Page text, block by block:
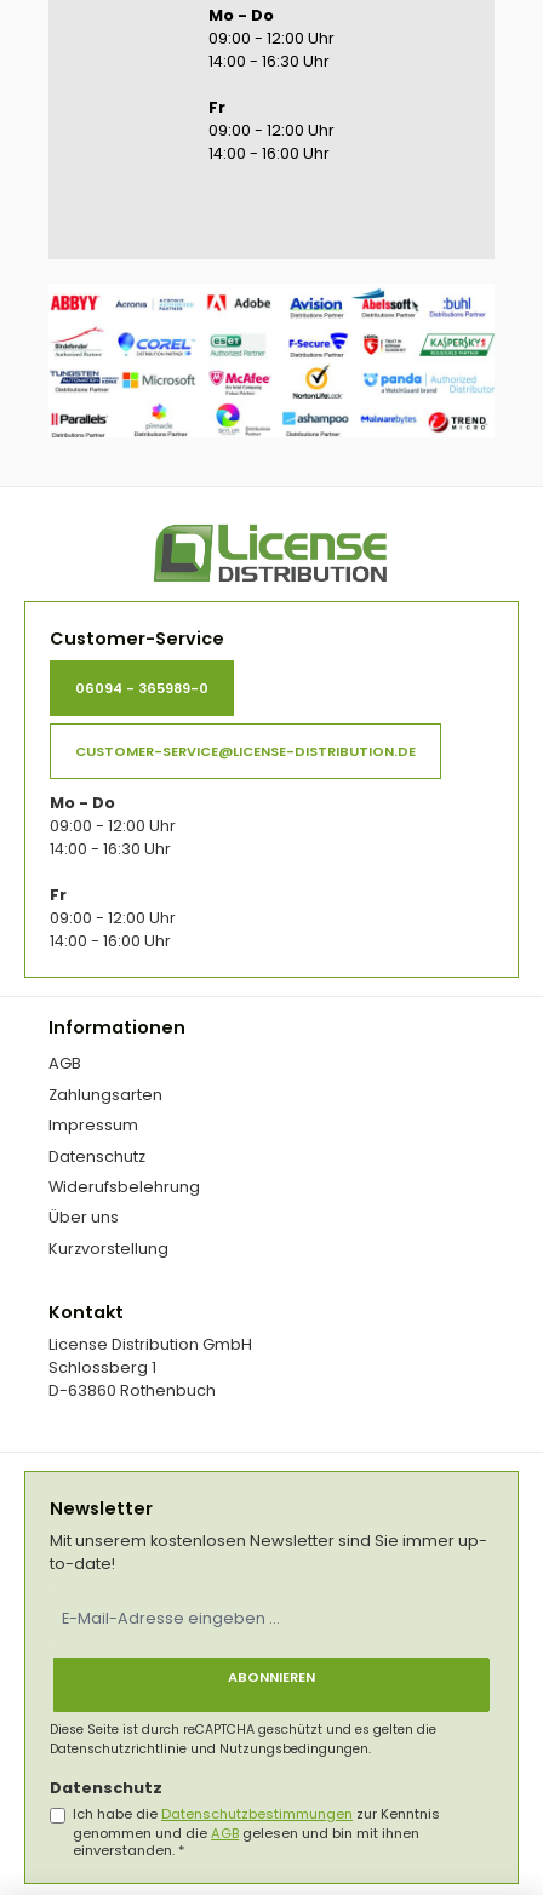
Mo - Do
09:00 - 12:00 Uhr
14:00 - 16:30 Uhr
Fr
09:00 - 12:00 Uhr
14:00 - 16:00 Uhr
Customer-Service
06094 - 365989-0
CUSTOMER-SERVICE@LICENSE-DISTRIBUTION.DE
Mo - Do
09:00 - 12:00 Uhr
14:00 - 16:30 Uhr
Fr
09:00 - 12:00 Uhr
14:00 - 16:00 Uhr
Informationen
AGB
Zahlungsarten
Impressum
Datenschutz
Widerufsbelehrung
Über uns
Kurzvorstellung
Kontakt
License Distribution GmbH
Schlossberg 1
D-63860 Rothenbuch
Newsletter
Mit unserem kostenlosen Newsletter sind Sie immer up-
to-date!
Mail-
ABONNIEREN
Diese Seite ist durch reCAPTCHA geschützt und es gelten die
Datenschutzrichtlinie und Nutzungsbedingungen.
Datenschutz
Ich habe die Datenschutzbestimmungen zur Kenntnis
genommen und dieAGB gelesen und bin mit ihnen
einverstanden. *